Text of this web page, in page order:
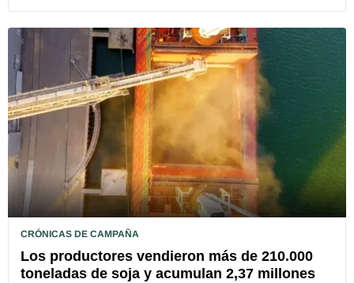
CRÓNICAS DE CAMPAÑA
Los productores vendieron más de 210.000
toneladas de soja y acumulan 2,37 millones